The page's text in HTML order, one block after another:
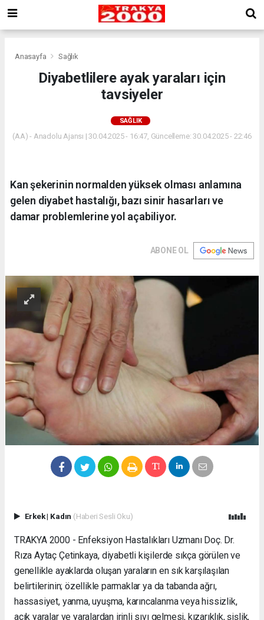
Anasayfa Sağlık
Diyabetlilere ayak yaraları için
tavsiyeler
SAĞLIK
(AA) - Anadolu Ajansı | 30.04.2025 - 16:47, Güncelleme: 30.04.2025 - 22:46
Kan şekerinin normalden yüksek olması anlamına
gelen diyabet hastalığı, bazı sinir hasarları ve
damar problemlerine yol açabiliyor.
ABONE OL
Erkek| Kadın (Haberi Sesli Oku)
TRAKYA 2000 - Enfeksiyon Hastalıkları Uzmanı Doç. Dr.
Rıza Aytaç Çetinkaya, diyabetli kişilerde sıkça görülen ve
genellikle ayaklarda oluşan yaraların en sık karşılaşılan
belirtilerinin; özellikle parmaklar ya da tabanda ağrı,
hassasiyet, yanma, uyuşma, karıncalanma veya hissizlik,
açık yaralar ve yaralardan irinli sıvı gelmesi, kızarıklık, şişlik,